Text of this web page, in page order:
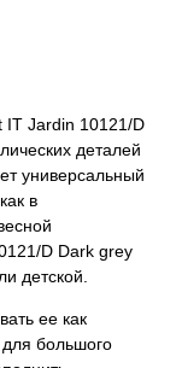
IT Jardin 10121/D
деталей
универсальный
в
D Dark grey
детской.
ее как
большого